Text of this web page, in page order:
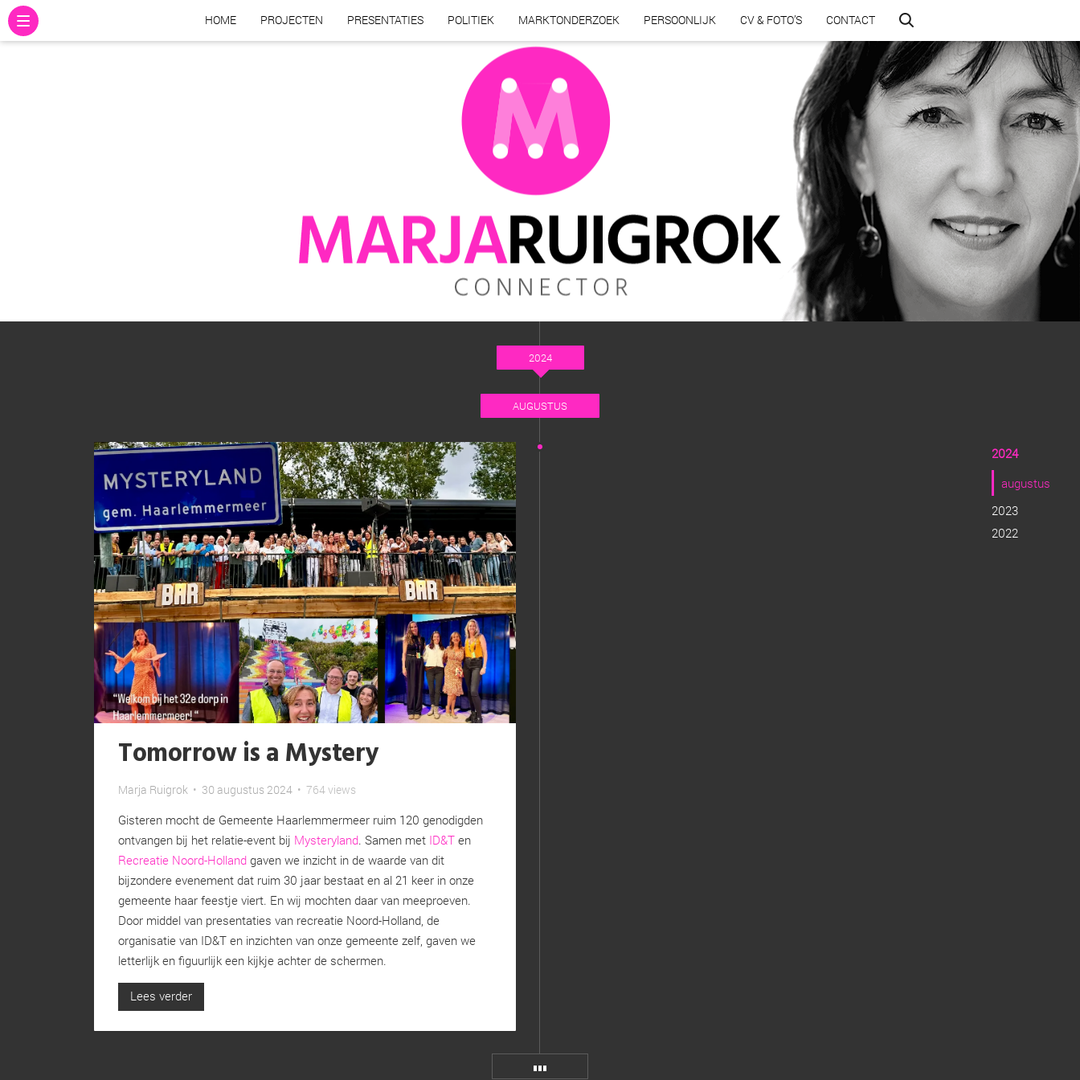
HOME PROJECTEN PRESENTATIES POLITIEK MARKTONDERZOEK PERSOONLIJK CV & FOTO’S CONTACT
2024
AUGUSTUS
2024
augustus
2023
2022
Tomorrow is a Mystery
Marja Ruigrok • 30 augustus 2024 • 764 views
Gisteren mocht de Gemeente Haarlemmermeer ruim 120 genodigden
ontvangen bij het relatie-event bij Mysteryland. Samen met ID&T en
Recreatie Noord-Holland gaven we inzicht in de waarde van dit
bijzondere evenement dat ruim 30 jaar bestaat en al 21 keer in onze
gemeente haar feestje viert. En wij mochten daar van meeproeven.
Door middel van presentaties van recreatie Noord-Holland, de
organisatie van ID&T en inzichten van onze gemeente zelf, gaven we
letterlijk en figuurlijk een kijkje achter de schermen.
Lees verder
MORE